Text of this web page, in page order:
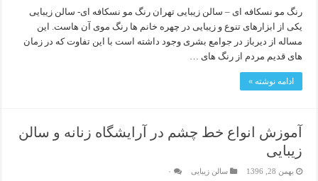
رنگ مو نسکافه ای – سالن زیبایی تهران رنگ مو نسکافه ای- سالن زیبایی
یکی از ابزارهای تنوع و زیبایی در چهره خانم ها رنگ موی آن هاست. این
مساله از دیرباز در جوامع بشری وجود داشته است با این تفاوت که در زمان
های قدیم مردم از رنگ های …
ادامه نوشته »
آموزش انواع خط چشم در آرایشگاه زنانه و سالن
زیبایی
بهمن 28, 1396 سالن زیبایی ۰